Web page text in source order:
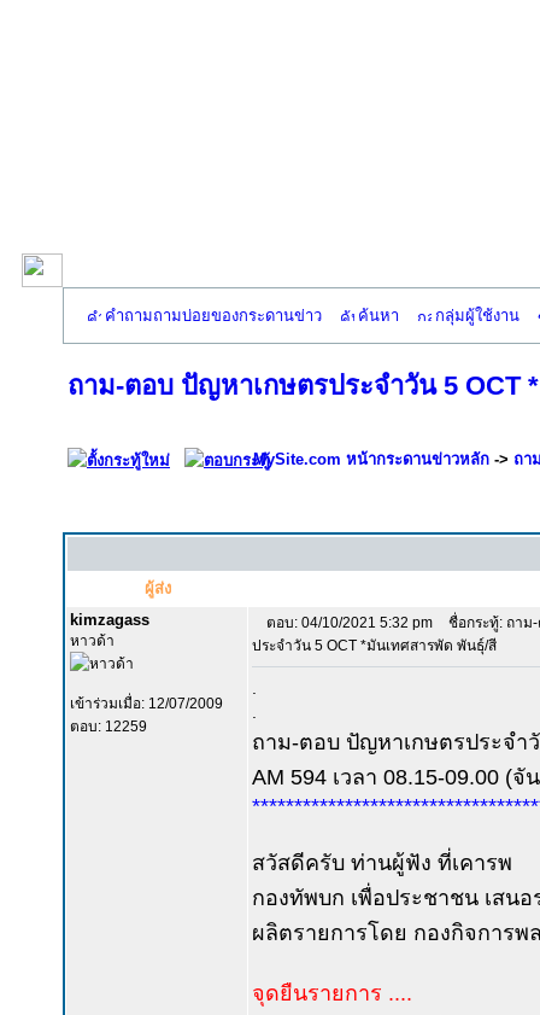
คำถามถามบ่อยของกระดานข่าว ค้นหา กลุ่มผู้ใช้งาน
ถาม-ตอบ ปัญหาเกษตรประจำวัน 5 OCT
MySite.com หน้ากระดานข่าวหลัก -> ถา
ผู้ส่ง
kimzagass
หาวด้า
เข้าร่วมเมื่อ: 12/07/2009
ตอบ: 12259
ตอบ: 04/10/2021 5:32 pm
ชื่อกระทู้: ถาม
ประจำวัน 5 OCT *มันเทศสารพัด พันธุ์/สี
ถาม-ตอบ ปัญหาเกษตรประจำ
AM 594 เวลา 08.15-09.00 (จั
สวัสดีครับ ท่านผู้ฟัง ที่เคารพ
กองทัพบก เพื่อประชาชน เสน
ผลิตรายการโดย กองกิจการ
จุดยืนรายการ ....